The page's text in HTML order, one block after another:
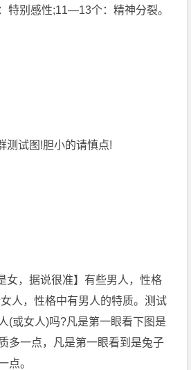
特别感性;11—13个：精神分裂。
测试图!胆小的请慎点!
女，据说很准】有些男人，性格
人，性格中有男人的特质。测试
(或女人)吗?凡是第一眼看下图是
多一点，凡是第一眼看到是兔子
点。